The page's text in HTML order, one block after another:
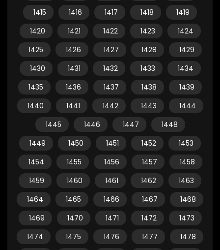
1415
1416 1417 1418
1419
1420
1421 1422 1423
1424
1425
1426 1427 1428
1429
1430
1431 1432 1433
1434
1435
1436 1437 1438
1439
1440
1441 1442 1443
1444
1445
1446 1447
1448
1449
1450 1451 1452
1453
1454
1455 1456 1457
1458
1459
1460 1461 1462
1463
1464
1465 1466 1467
1468
1469
1470 1471 1472
1473
1474
1475 1476 1477
1478